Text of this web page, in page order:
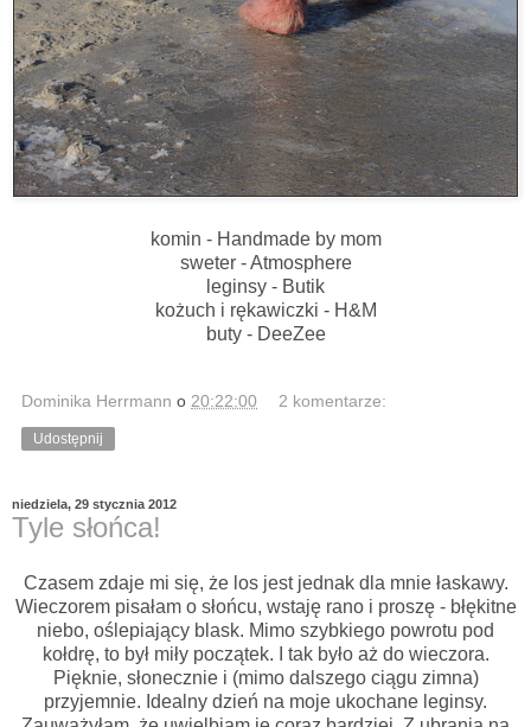
komin - Handmade by mom
sweter - Atmosphere
leginsy - Butik
kożuch i rękawiczki - H&M
buty - DeeZee
Dominika Herrmann o 20:22:00 2 komentarze:
Udostępnij
niedziela, 29 stycznia 2012
Tyle słońca!
Czasem zdaje mi się, że los jest jednak dla mnie łaskawy.
Wieczorem pisałam o słońcu, wstaję rano i proszę - błękitne
niebo, oślepiający blask. Mimo szybkiego powrotu pod
kołdrę, to był miły początek. I tak było aż do wieczora.
Pięknie, słonecznie i (mimo dalszego ciągu zimna)
przyjemnie. Idealny dzień na moje ukochane leginsy.